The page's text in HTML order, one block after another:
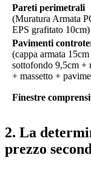
Pareti perimetrali
(Muratura Armata
EPS grafitato 10cm)
Pavimenti
(cappa armata
sottofondo 9,5cm +
+ massetto +
Finestre
2. La
prezzo